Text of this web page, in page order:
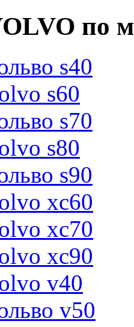
по
s40
s60
s70
s80
s90
xc60
xc70
xc90
v40
v50